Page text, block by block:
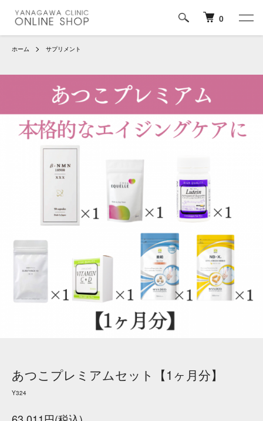
0
ホーム サプリメント
あつこプレミアムセット【1ヶ月分】
Y324